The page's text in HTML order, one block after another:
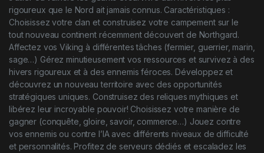
rigoureux que le Nord ait jamais connus. Caractéristiques :
Choisissez votre clan et construisez votre campement sur le
tout nouveau continent récemment découvert de Northgard.
Affectez vos Viking à différentes tâches (fermier, guerrier, marin,
sage…) Gérez minutieusement vos ressources et survivez à des
hivers rigoureux et à des ennemis féroces. Développez et
découvrez un nouveau territoire avec des opportunités
stratégiques uniques. Construisez des reliques mythiques et
libérez leur incroyable pouvoir! Choisissez votre manière de
gagner (conquête, gloire, savoir, commerce…) Jouez contre
vos ennemis ou contre l’IA avec différents niveaux de difficulté
et personnalités. Profitez de serveurs dédiés et escaladez les